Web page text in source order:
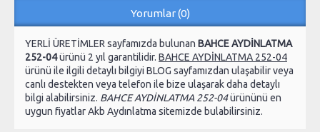
Yorumlar (0)
YERLİ ÜRETİMLER sayfamızda bulunan BAHCE AYDİNLATMA
252-04ürünü 2 yıl garantilidir. BAHCE AYDİNLATMA 252-04
ürünü ile ilgili detaylı bilgiyi BLOG sayfamızdan ulaşabilir veya
canlı destekten veya telefon ile bize ulaşarak daha detaylı
bilgi alabilirsiniz. BAHCE AYDİNLATMA 252-04ürününü en
uygun fiyatlar Akb Aydınlatma sitemizde bulabilirsiniz.